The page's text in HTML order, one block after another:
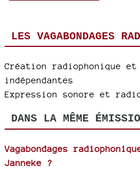
LES VAGABONDAGES
Création radiophonique et
indépendantes
Expression sonore et
DANS LA MÊME
Vagabondages
Janneke ?